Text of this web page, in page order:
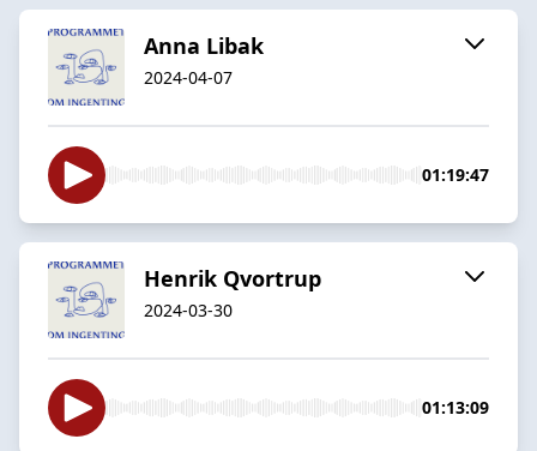
Anna Libak
2024-04-07
01:19:47
Henrik Qvortrup
2024-03-30
01:13:09